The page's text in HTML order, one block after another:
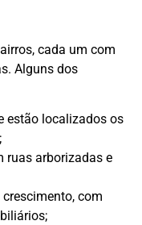
cada um com
Alguns dos
estão localizados os
ruas arborizadas e
com